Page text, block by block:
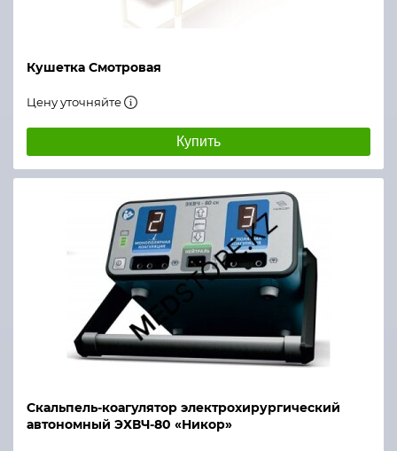
Кушетка Смотровая
Цену уточняйте
Купить
Скальпель-коагулятор электрохирургический
автономный ЭХВЧ-80 «Никор»